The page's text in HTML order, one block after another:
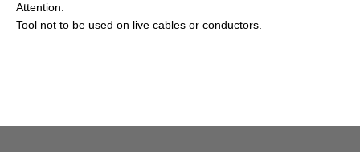
Attention:
Tool not to be used on live cables or conductors.